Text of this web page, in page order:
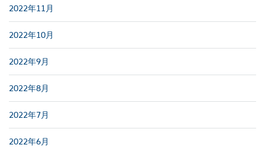
2022年11月
2022年10月
2022年9月
2022年8月
2022年7月
2022年6月